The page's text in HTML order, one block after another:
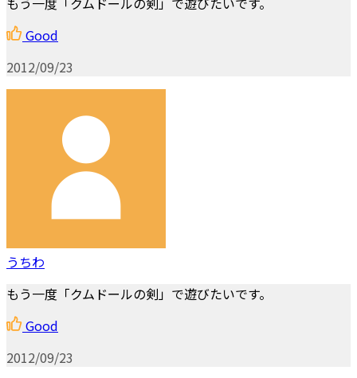
Good
2012/09/23
うちわ
もう一度「クムドールの剣」で遊びたいです。
Good
2012/09/23